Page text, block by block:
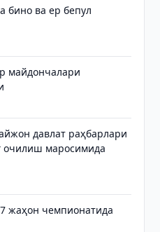
бино ва ер бепул
майдончалари
давлат раҳбарлари
очилиш маросимида
жаҳон чемпионатида